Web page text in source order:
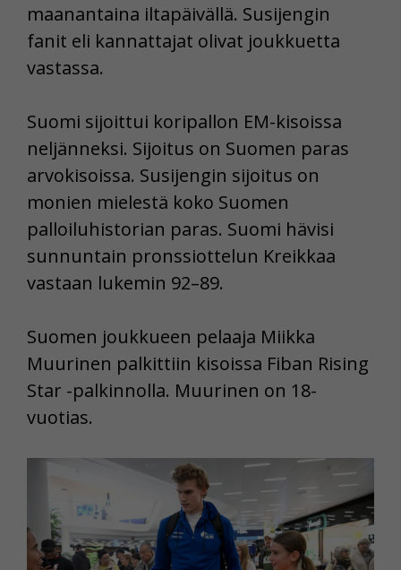
maanantaina iltapäivällä. Susijengin
fanit eli kannattajat olivat joukkuetta
vastassa.
Suomi sijoittui koripallon EM-kisoissa
neljänneksi. Sijoitus on Suomen paras
arvokisoissa. Susijengin sijoitus on
monien mielestä koko Suomen
palloiluhistorian paras. Suomi hävisi
sunnuntain pronssiottelun Kreikkaa
vastaan lukemin 92–89.
Suomen joukkueen pelaaja Miikka
Muurinen palkittiin kisoissa Fiban Rising
Star -palkinnolla. Muurinen on 18-
vuotias.